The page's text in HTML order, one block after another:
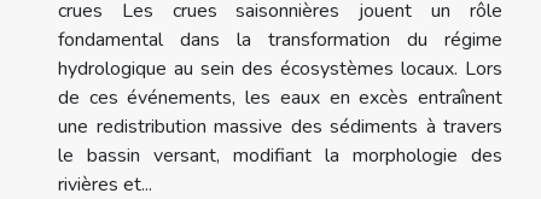
crues Les crues saisonnières jouent un rôle
fondamental dans la transformation du régime
hydrologique au sein des écosystèmes locaux. Lors
de ces événements, les eaux en excès entraînent
une redistribution massive des sédiments à travers
le bassin versant, modifiant la morphologie des
rivières et...